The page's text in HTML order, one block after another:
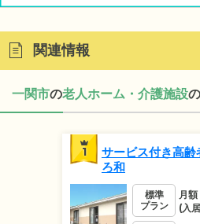
関連情報
一関市の老人ホーム・介護施設
1
サービス付き高齢
ろ和
標準
プラン
月額
(入